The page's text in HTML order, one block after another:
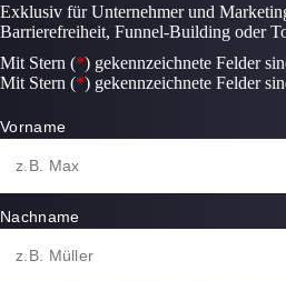
Exklusiv für Unternehmer und
Barrierefreiheit, Funnel-Building oder
Mit Stern (*) gekennzeichnete Felder
Mit Stern (*) gekennzeichnete Felder
Vorname
Nachname